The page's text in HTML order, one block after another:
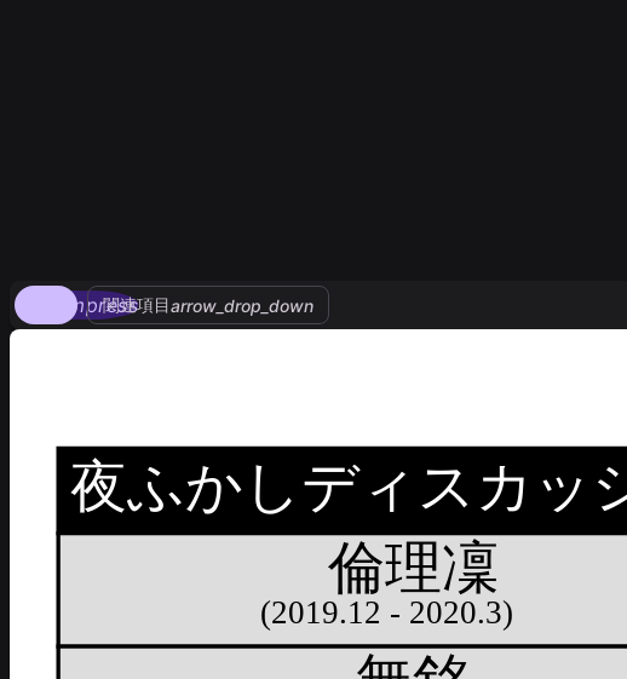
compress
関連項目arrow_drop_down